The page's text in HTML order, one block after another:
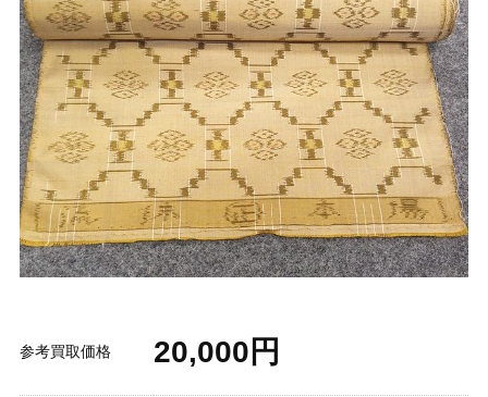
参考買取価格 20,000円